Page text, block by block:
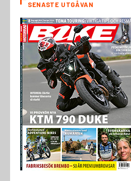
SENASTE UTGÅVAN